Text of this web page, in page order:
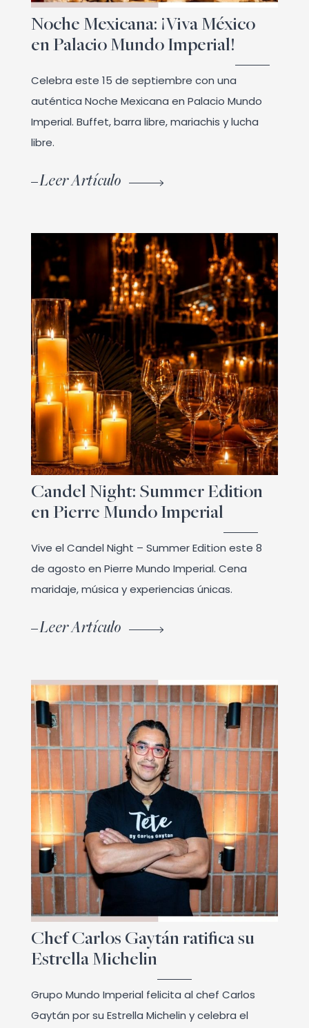
Noche Mexicana: ¡Viva México
en Palacio Mundo Imperial!
Celebra este 15 de septiembre con una
auténtica Noche Mexicana en Palacio Mundo
Imperial. Buffet, barra libre, mariachis y lucha
libre.
Leer Artículo
Candel Night: Summer Edition
en Pierre Mundo Imperial
Vive el Candel Night – Summer Edition este 8
de agosto en Pierre Mundo Imperial. Cena
maridaje, música y experiencias únicas.
Leer Artículo
Chef Carlos Gaytán ratifica su
Estrella Michelin
Grupo Mundo Imperial felicita al chef Carlos
Gaytán por su Estrella Michelin y celebra el